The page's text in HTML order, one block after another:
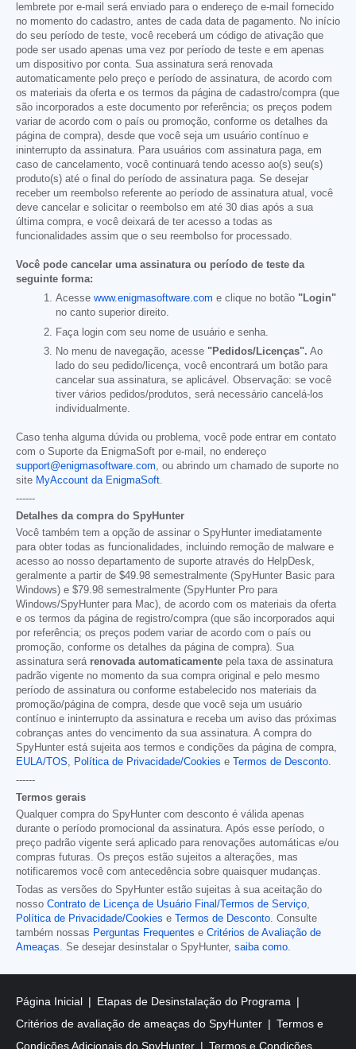
lembrete por e-mail será enviado para o endereço de e-mail fornecido
no momento do cadastro, antes de cada data de pagamento. No início
do seu período de teste, você receberá um código de ativação que
pode ser usado apenas uma vez por período de teste e em apenas
um dispositivo por conta. Sua assinatura será renovada
automaticamente pelo preço e período de assinatura, de acordo com
os materiais da oferta e os termos da página de cadastro/compra (que
são incorporados a este documento por referência; os preços podem
variar de acordo com o país ou promoção, conforme os detalhes da
página de compra), desde que você seja um usuário contínuo e
ininterrupto da assinatura. Para usuários com assinatura paga, em
caso de cancelamento, você continuará tendo acesso ao(s) seu(s)
produto(s) até o final do período de assinatura paga. Se desejar
receber um reembolso referente ao período de assinatura atual, você
deve cancelar e solicitar o reembolso em até 30 dias após a sua
última compra, e você deixará de ter acesso a todas as
funcionalidades assim que o seu reembolso for processado.
Você pode cancelar uma assinatura ou período de teste da
seguinte forma:
Acesse www.enigmasoftware.com e clique no botão "Login"
no canto superior direito.
Faça login com seu nome de usuário e senha.
No menu de navegação, acesse "Pedidos/Licenças". Ao
lado do seu pedido/licença, você encontrará um botão para
cancelar sua assinatura, se aplicável. Observação: se você
tiver vários pedidos/produtos, será necessário cancelá-los
individualmente.
Caso tenha alguma dúvida ou problema, você pode entrar em contato
com o Suporte da EnigmaSoft por e-mail, no endereço
support@enigmasoftware.com, ou abrindo um chamado de suporte no
site MyAccount da EnigmaSoft.
------
Detalhes da compra do SpyHunter
Você também tem a opção de assinar o SpyHunter imediatamente
para obter todas as funcionalidades, incluindo remoção de malware e
acesso ao nosso departamento de suporte através do HelpDesk,
geralmente a partir de $49.98 semestralmente (SpyHunter Basic para
Windows) e $79.98 semestralmente (SpyHunter Pro para
Windows/SpyHunter para Mac), de acordo com os materiais da oferta
e os termos da página de registro/compra (que são incorporados aqui
por referência; os preços podem variar de acordo com o país ou
promoção, conforme os detalhes da página de compra). Sua
assinatura será renovada automaticamente pela taxa de assinatura
padrão vigente no momento da sua compra original e pelo mesmo
período de assinatura ou conforme estabelecido nos materiais da
promoção/página de compra, desde que você seja um usuário
contínuo e ininterrupto da assinatura e receba um aviso das próximas
cobranças antes do vencimento da sua assinatura. A compra do
SpyHunter está sujeita aos termos e condições da página de compra,
EULA/TOS, Política de Privacidade/Cookies e Termos de Desconto.
------
Termos gerais
Qualquer compra do SpyHunter com desconto é válida apenas
durante o período promocional da assinatura. Após esse período, o
preço padrão vigente será aplicado para renovações automáticas e/ou
compras futuras. Os preços estão sujeitos a alterações, mas
notificaremos você com antecedência sobre quaisquer mudanças.
Todas as versões do SpyHunter estão sujeitas à sua aceitação do
nosso Contrato de Licença de Usuário Final/Termos de Serviço,
Política de Privacidade/Cookies e Termos de Desconto. Consulte
também nossas Perguntas Frequentes e Critérios de Avaliação de
Ameaças. Se desejar desinstalar o SpyHunter, saiba como.
Página Inicial
Etapas de Desinstalação do Programa
Critérios de avaliação de ameaças do SpyHunter
Termos e
Condições Adicionais do SpyHunter
Termos e Condições